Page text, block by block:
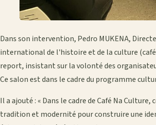
Dans son intervention, Pedro MUKENA,
international de l'histoire et de la culture (café
report, insistant sur la volonté des
Ce salon est dans le cadre du programme
Il a ajouté : « Dans le cadre de Café Na
tradition et modernité pour construire une